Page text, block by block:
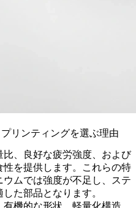
リンティングを選ぶ理由
、良好な疲労強度、および
を提供します。これらの特
ムでは強度が不足し、ステ
た部品となります。
機的な形状、軽量化構造、